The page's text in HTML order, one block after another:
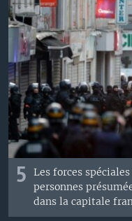
5
Les forces
personnes
dans la capitale